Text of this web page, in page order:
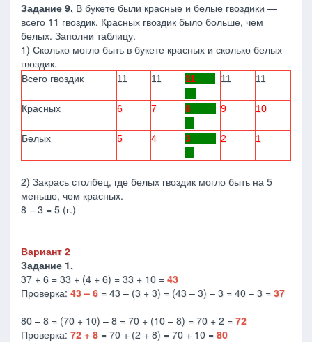
Задание 9. В букете были красные и белые гвоздики —
всего 11 гвоздик. Красных гвоздик было больше, чем
белых. Заполни таблицу.
1) Сколько могло быть в букете красных и сколько белых
гвоздик.
Всего гвоздик 11 11 11 11 11
Красных 6 7 8 9 10
Белых 5 4 3 2 1
2) Закрась столбец, где белых гвоздик могло быть на 5
меньше, чем красных.
8 – 3 = 5 (г.)
Вариант 2
Задание 1.
37 + 6 = 33 + (4 + 6) = 33 + 10 = 43
Проверка: 43 – 6 = 43 – (3 + 3) = (43 – 3) – 3 = 40 – 3 = 37
80 – 8 = (70 + 10) – 8 = 70 + (10 – 8) = 70 + 2 = 72
Проверка: 72 + 8 = 70 + (2 + 8) = 70 + 10 = 80